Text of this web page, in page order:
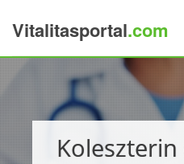
Vitalitasportal.com
×